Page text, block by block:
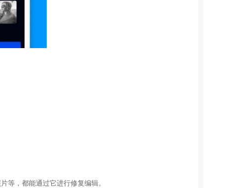
等，都能通过它进行修复编辑。